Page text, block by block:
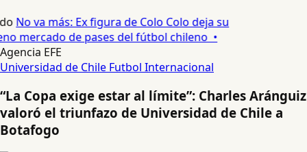
No va más: Ex figura de Colo Colo deja su
mercado de pases del fútbol chileno •
Agencia EFE
Universidad de Chile Futbol Internacional
“La Copa exige estar al límite”: Charles Aránguiz
valoró el triunfazo de Universidad de Chile a
Botafogo